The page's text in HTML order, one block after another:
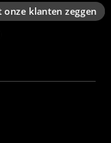
onze klanten zeggen